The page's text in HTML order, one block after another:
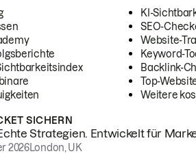
KI-
SEO-
Website-
Keyword-
Backlink-
Top-
Weitere
SICHERN
Strategien. Entwickelt für
2026London, UK